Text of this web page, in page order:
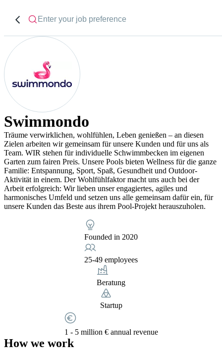
Swimmondo
Träume verwirklichen, wohlfühlen, Leben genießen – an diesen
Zielen arbeiten wir gemeinsam für unsere Kunden und für uns als
Team. WIR stehen für individuelle Schwimmbecken im eigenen
Garten zum fairen Preis. Unsere Pools bieten Wellness für die ganze
Familie: Entspannung, Sport, Spaß, Gesundheit und Outdoor-
Aktivität in einem. Der Wohlfühlfaktor macht uns auch bei der
Arbeit erfolgreich: Wir lieben unser engagiertes, agiles und
harmonisches Umfeld und setzen uns alle gemeinsam dafür ein, für
unsere Kunden das Beste aus ihrem Pool-Projekt herauszuholen.
Founded in 2020
25-49 employees
Beratung
Startup
1 - 5 million € annual revenue
How we work